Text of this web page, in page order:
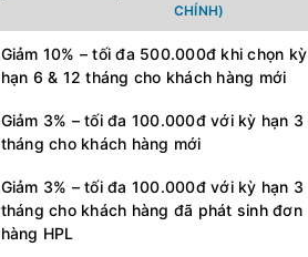
CHÍNH)
Giảm 10% – tối đa 500.000đ khi chọn kỳ
hạn 6 & 12 tháng cho khách hàng mới
Giảm 3% – tối đa 100.000đ với kỳ hạn 3
tháng cho khách hàng mới
Giảm 3% – tối đa 100.000đ với kỳ hạn 3
tháng cho khách hàng đã phát sinh đơn
hàng HPL